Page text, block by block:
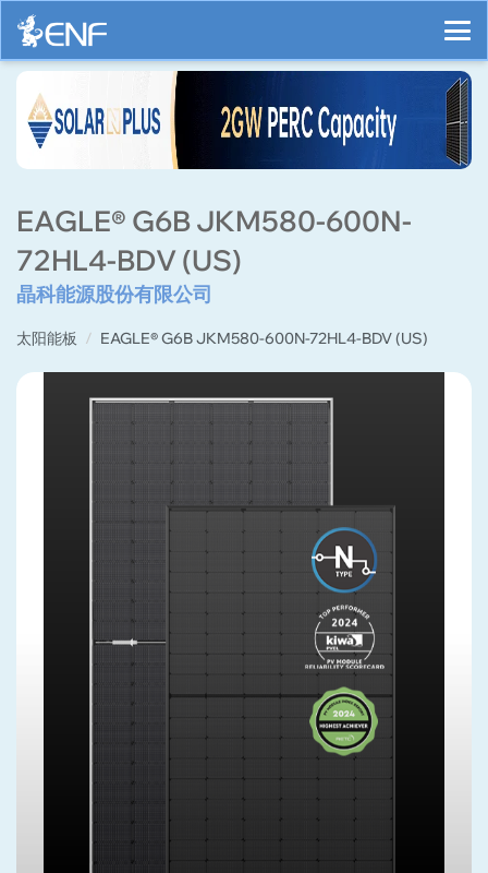
EAGLE® G6B JKM580-600N-
72HL4-BDV (US)
晶科能源股份有限公司
太阳能板 EAGLE® G6B JKM580-600N-72HL4-BDV (US)